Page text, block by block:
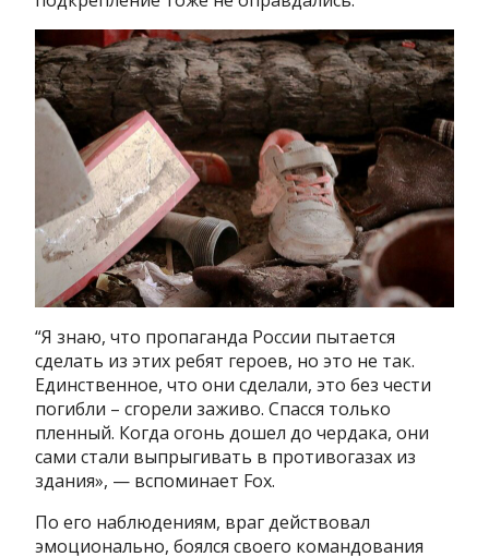
“Я знаю, что пропаганда России пытается
сделать из этих ребят героев, но это не так.
Единственное, что они сделали, это без чести
погибли – сгорели заживо. Спасся только
пленный. Когда огонь дошел до чердака, они
сами стали выпрыгивать в противогазах из
здания», — вспоминает Fox.
По его наблюдениям, враг действовал
эмоционально, боялся своего командования